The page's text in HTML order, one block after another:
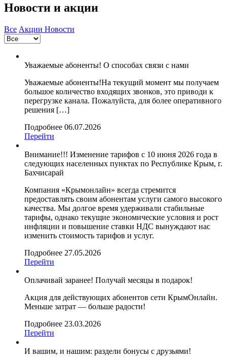
Новости и акции
Все Акции Новости
Уважаемые абоненты! О способах связи с нами
Уважаемые абоненты!На текущий момент мы получаем
большое количество входящих звонков, это приводи к
перегрузке канала. Пожалуйста, для более оперативного
решения […]
Подробнее 06.07.2026
Перейти
Внимание!!! Изменение тарифов с 10 июня 2026 года в
следующих населенных пунктах по Республике Крым, г.
Бахчисарай
Компания «Крымонлайн» всегда стремится
предоставлять своим абонентам услуги самого высокого
качества. Мы долгое время удерживали стабильные
тарифы, однако текущие экономические условия и рост
инфляции и повышение ставки НДС вынуждают нас
изменить стоимость тарифов и услуг.
Подробнее 27.05.2026
Перейти
Оплачивай заранее! Получай месяцы в подарок!
Акция для действующих абонентов сети КрымОнлайн.
Меньше затрат — больше радости!
Подробнее 23.03.2026
Перейти
И вашим, и нашим: раздели бонусы с друзьями!